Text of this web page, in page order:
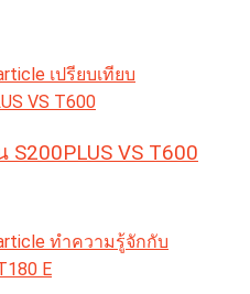
S200PLUS VS T600